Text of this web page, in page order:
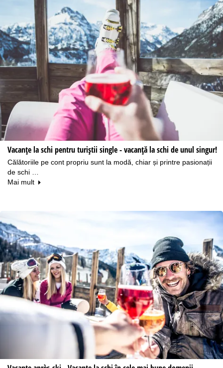
Vacanțe la schi pentru turiștii single - vacanţă la schi de unul singur!
Călătoriile pe cont propriu sunt la modă, chiar și printre pasionații
de schi …
Mai mult